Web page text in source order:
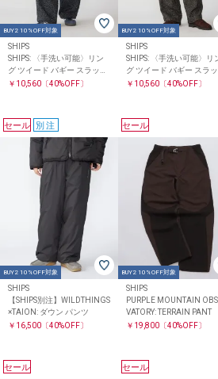
BUY2 10%OFF対象
SHIPS
SHIPS: 〈手洗い可能〉リン
グ ツイード バギー スラック
ス
￥10,560〔40%OFF〕
BUY2 10%OFF対象
SHIPS
SHIPS: 〈手洗い可能〉リ
グ ツイード バギー スラッ
ス
￥10,560 〔40%OFF〕
セール 別注
BUY2 10%OFF対象
SHIPS
【SHIPS別注】WILDTHINGS
×TAION: ダウン パンツ
￥16,500〔40%OFF〕
セール
BUY2 10%OFF対象
SHIPS
PURPLE MOUNTAIN
VATORY: TERRAIN PANT
￥19,800 〔40%OFF〕
セール セール